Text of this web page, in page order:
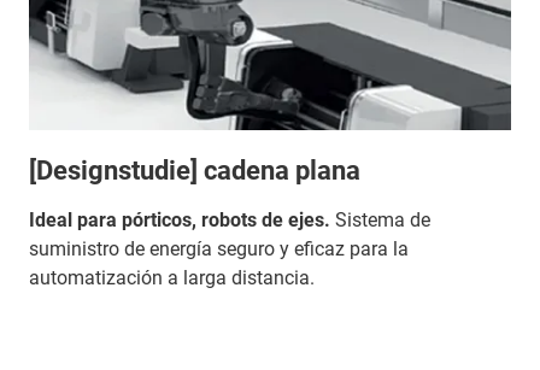
[Designstudie] cadena plana
Ideal para pórticos, robots de ejes. Sistema de
suministro de energía seguro y eficaz para la
automatización a larga distancia.